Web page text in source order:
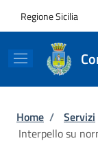
Regione Sicilia
Briciole
Home / Servizi
Interpello su